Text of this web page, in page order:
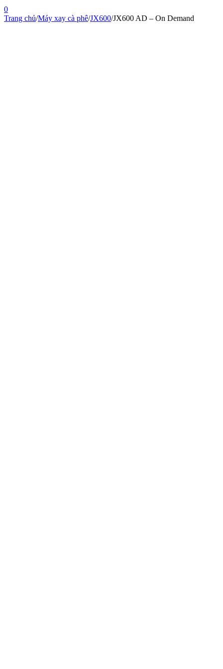
0
Trang chủ/Máy xay cà phê/JX600/JX600 AD – On Demand